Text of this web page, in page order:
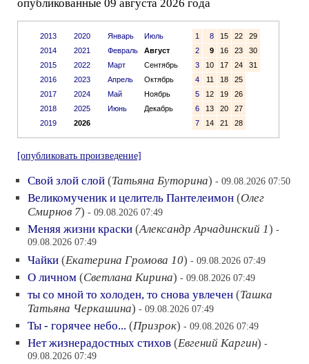
опубликованные 09 августа 2026 года
2013
2014
2015
2016
2017
2018
2019
2020
2021
2022
2023
2024
2025
2026
Январь
Июль
Февраль
Август
Март
Сентябрь
Апрель
Октябрь
Май
Ноябрь
Июнь
Декабрь
1 8 15 22
29
2
9 16 23
30
3
10 17 24
31
4
11 18
25
5
12 19
26
6
13 20
27
7
14 21 28
[опубликовать произведение]
Свой злой слой (Татьяна Буторина) - 09.08.2026 07:50
Великомученик и целитель Пантелеимон (Олег
Смирнов 7) - 09.08.2026 07:49
Меняя жизни краски (Александр Арчадинский 1) -
09.08.2026 07:49
Чайки (Екатерина Громова 10) - 09.08.2026 07:49
О личном (Светлана Кирина) - 09.08.2026 07:49
ты со мной то холоден, то снова увлечен (Ташка
Татьяна Черкашина) - 09.08.2026 07:49
Ты - горячее небо... (Призрок) - 09.08.2026 07:49
Нет жизнерадостных стихов (Евгений Каргин) -
09.08.2026 07:49